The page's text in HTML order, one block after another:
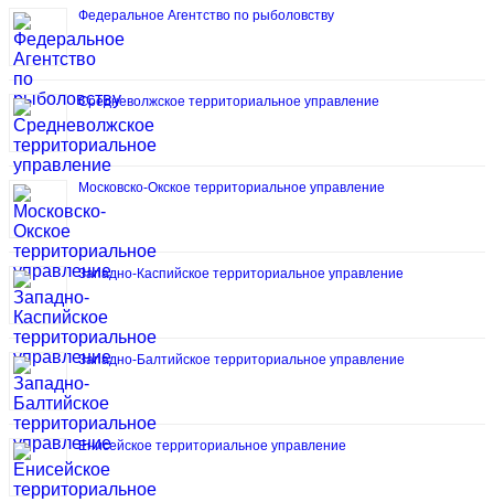
Федеральное Агентство по рыболовству
Средневолжское территориальное управление
Московско-Окское территориальное управление
Западно-Каспийское территориальное управление
Западно-Балтийское территориальное управление
Енисейское территориальное управление